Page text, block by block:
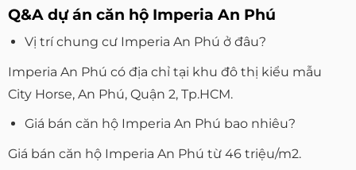
Q&A dự án căn hộ Imperia An Phú
Vị trí chung cư Imperia An Phú ở đâu?
Imperia An Phú có địa chỉ tại khu đô thị kiểu mẫu
City Horse, An Phú, Quận 2, Tp.HCM.
Giá bán căn hộ Imperia An Phú bao nhiêu?
Giá bán căn hộ Imperia An Phú từ 46 triệu/m2.